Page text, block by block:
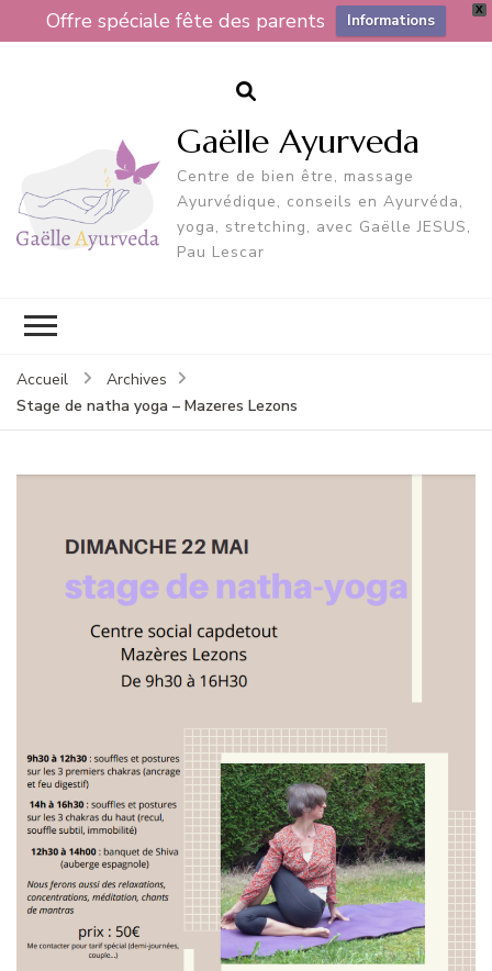
X
Offre spéciale fête des parents Informations
Gaëlle Ayurveda
Centre de bien être, massage
Ayurvédique, conseils en Ayurvéda,
yoga, stretching, avec Gaëlle JESUS,
Pau Lescar
Accueil
Archives
Stage de natha yoga – Mazeres Lezons